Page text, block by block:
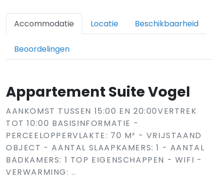
Accommodatie Locatie Beschikbaarheid
Beoordelingen
Appartement Suite Vogel
AANKOMST TUSSEN 15:00 EN 20:00VERTREK
TOT 10:00 BASISINFORMATIE -
PERCEELOPPERVLAKTE: 70 M² - VRIJSTAAND
OBJECT - AANTAL SLAAPKAMERS: 1 - AANTAL
BADKAMERS: 1 TOP EIGENSCHAPPEN - WIFI -
VERWARMING: ..